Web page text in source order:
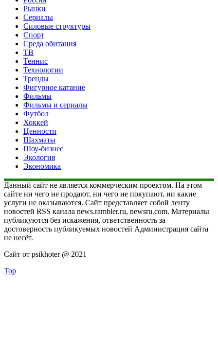
Рынки
Сериалы
Силовые структуры
Спорт
Среда обитания
ТВ
Теннис
Технологии
Тренды
Фигурное катание
Фильмы
Фильмы и сериалы
Футбол
Хоккей
Ценности
Шахматы
Шоу-бизнес
Экология
Экономика
Данный сайт не является коммерческим проектом. На этом
сайте ни чего не продают, ни чего не покупают, ни какие
услуги не оказываются. Сайт представляет собой ленту
новостей RSS канала news.rambler.ru, newsru.com. Материалы
публикуются без искажения, ответственность за
достоверность публикуемых новостей Администрация сайта
не несёт.
Сайт от psikhoter @ 2021
Top